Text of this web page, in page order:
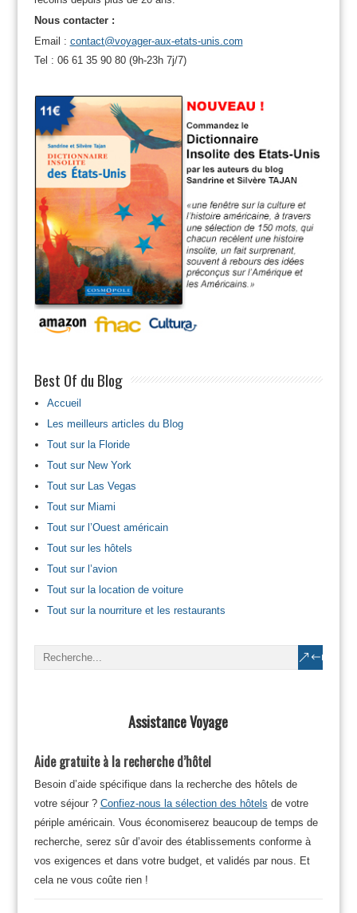
Nous contacter :
Email : contact@voyager-aux-etats-unis.com
Tel : 06 61 35 90 80 (9h-23h 7j/7)
Best Of du Blog
Accueil
Les meilleurs articles du Blog
Tout sur la Floride
Tout sur New York
Tout sur Las Vegas
Tout sur Miami
Tout sur l’Ouest américain
Tout sur les hôtels
Tout sur l’avion
Tout sur la location de voiture
Tout sur la nourriture et les restaurants
Assistance Voyage
Aide gratuite à la recherche d’hôtel
Besoin d’aide spécifique dans la recherche des hôtels de
votre séjour ? Confiez-nous la sélection des hôtels de votre
périple américain. Vous économiserez beaucoup de temps de
recherche, serez sûr d’avoir des établissements conforme à
vos exigences et dans votre budget, et validés par nous. Et
cela ne vous coûte rien !